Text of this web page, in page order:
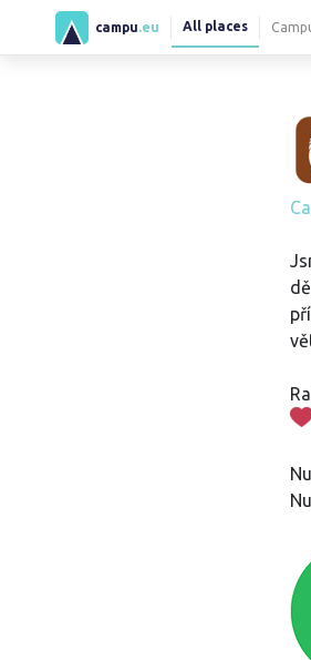
campu .eu All places